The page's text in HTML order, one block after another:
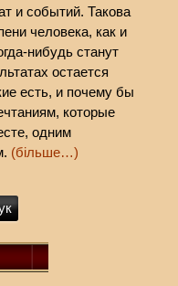
и событий. Такова
человека, как и
нибудь станут
остается
есть, и почему бы
которые
одним
(більше…)